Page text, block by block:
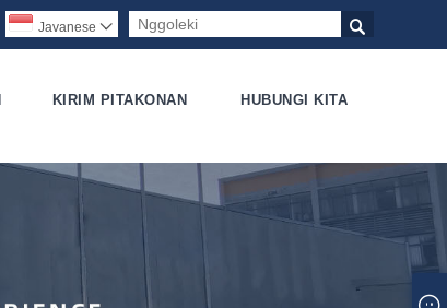

Javanese 
KIRIM PITAKONAN HUBUNGI KITA